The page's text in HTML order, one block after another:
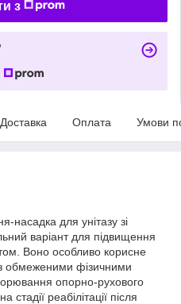
з
Доставка Оплата Умови
насадка для унітазу зі
варіант для підвищення
Воно особливо корисне
обмеженими фізичними
опорно-рухового
реабілітації після